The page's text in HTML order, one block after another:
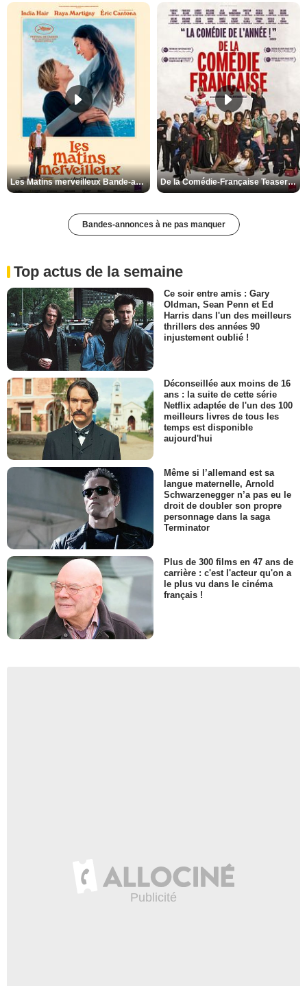
Les Matins merveilleux Bande-annonce VF De la Comédie-Française Teaser VF
Bandes-annonces à ne pas manquer
Top actus de la semaine
Ce soir entre amis : Gary
Oldman, Sean Penn et Ed
Harris dans l'un des meilleurs
thrillers des années 90
injustement oublié !
Déconseillée aux moins de 16
ans : la suite de cette série
Netflix adaptée de l'un des 100
meilleurs livres de tous les
temps est disponible
aujourd'hui
Même si l’allemand est sa
langue maternelle, Arnold
Schwarzenegger n’a pas eu le
droit de doubler son propre
personnage dans la saga
Terminator
Plus de 300 films en 47 ans de
carrière : c'est l'acteur qu'on a
le plus vu dans le cinéma
français !